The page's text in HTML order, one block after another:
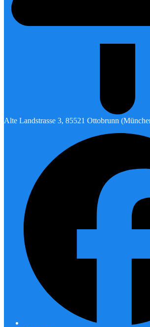
Alte Landstrasse 3, 85521 Ottobrunn